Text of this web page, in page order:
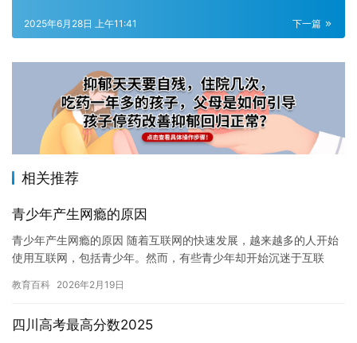
下一篇
2025年6月28日 上午11:41
相关推荐
青少年产生网瘾的原因
青少年产生网瘾的原因 随着互联网的快速发展，越来越多的人开始
使用互联网，包括青少年。然而，有些青少年却开始沉迷于互联
他们的…
教育百科 2026年2月19日
四川高考最高分数2025